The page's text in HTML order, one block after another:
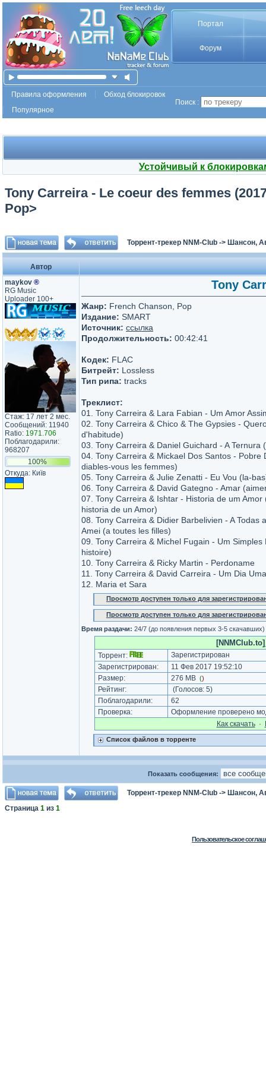
Портал
Форум
Правила оформления
Обход блокировок
Популярное
Поиск :
Устойчивый к
Tony Carreira - Le coeur des femmes
Pop>
Торрент-трекер NNM-Club -> Шансон,
Автор
maykov ®
RG Music
Uploader 100+
Стаж: 17 лет 2 мес.
Сообщений: 11940
Ratio: 1971.706
Поблагодарили:
968207
100%
Откуда: Київ
Tony
Жанр: French Chanson, Pop
Издание: SMART
Источник: ссылка
Продолжительность: 00:42:41
Кодек: FLAC
Битрейт: Lossless
Тип рипа: tracks
Треклист:
01. Tony Carreira & Lara Fabian - Um Amor
02. Tony Carreira & Chico & The Gypsies -
d'habitude)
03. Tony Carreira & Daniel Guichard - A Ternura
04. Tony Carreira & Mickael Dos Santos - Pobre
diables-vous les femmes)
05. Tony Carreira & Julie Zenatti - Eu Vou (la-
06. Tony Carreira & David Gategno - Amar
07. Tony Carreira & Ishtar - Historia de um
historia de un Amor)
08. Tony Carreira & Didier Barbelivien - A Todas
Amei (a toutes les filles)
09. Tony Carreira & Michel Fugain - Um
histoire)
10. Tony Carreira & Ricky Martin - Perdoname
11. Tony Carreira & David Carreira - Um Dia
12. Maria et Sara
Просмотр доступен только для
Просмотр доступен только для
Время раздачи: 24/7 (до появления первых 3-5 скачавших)
Торрент:
Зарегистрирован
Зарегистрирован:
11 Фев 2017 19:52:10
Размер:
276 MB ()
Рейтинг: (Голосов: 5)
Поблагодарили:
62
Проверка:
Оформление проверено
Как cкачать·
Список файлов в торренте
Показать сообщения:
Торрент-трекер NNM-Club -> Шансон,
Страница 1 из 1
Пользовательское